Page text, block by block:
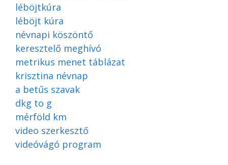
léböjtkúra
léböjt kúra
névnapi köszöntő
keresztelő meghívó
metrikus menet táblázat
krisztina névnap
a betűs szavak
dkg to g
mérföld km
video szerkesztő
videóvágó program